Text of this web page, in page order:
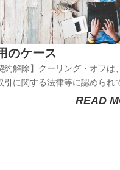
のケース
約解除】クーリング・オフは
に関する法律等に認められ
由の如何を問わず、書面によ
READ